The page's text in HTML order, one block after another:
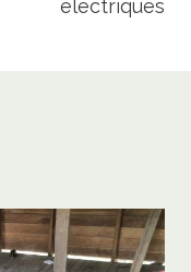
électriques